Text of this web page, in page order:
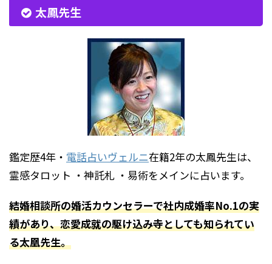
太鳳先生
鑑定歴4年・ 電話占いヴェルニ在籍2年の太鳳先生は、
霊感タロット ・神託札 ・易術をメインに占います。
結婚相談所の婚活カウンセラーで社内成婚率No.1の実
績があり、恋愛成就の駆け込み寺としても知られてい
る太凰先生。